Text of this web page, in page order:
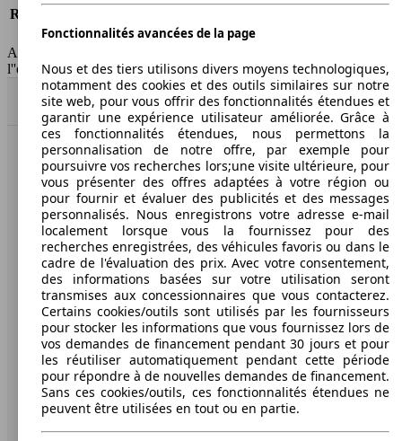
Responsabilité civile
HSN/TSN
n.c./n.c.
AutoScout24 France SAS décline toute responsabilité concernant
l''exactitude des indications fournies.
Haut
AutoScout24: la plus grande plateforme en ligne de
voitures en Europe
AutoScout24
A propos d'AutoScout24
Conditions d'utilisation
Informations légales
Protection des données
Accessibility Statement
Fonctionnalités avancées de la page
Nous et des tiers utilisons divers moyens technologiques,
notamment des cookies et des outils similaires sur notre
site web, pour vous offrir des fonctionnalités étendues et
garantir une expérience utilisateur améliorée. Grâce à
ces fonctionnalités étendues, nous permettons la
personnalisation de notre offre, par exemple pour
poursuivre vos recherches lors;une visite ultérieure, pour
vous présenter des offres adaptées à votre région ou
pour fournir et évaluer des publicités et des messages
personnalisés. Nous enregistrons votre adresse e-mail
localement lorsque vous la fournissez pour des
recherches enregistrées, des véhicules favoris ou dans le
cadre de l'évaluation des prix. Avec votre consentement,
des informations basées sur votre utilisation seront
transmises aux concessionnaires que vous contacterez.
Certains cookies/outils sont utilisés par les fournisseurs
pour stocker les informations que vous fournissez lors de
vos demandes de financement pendant 30 jours et pour
les réutiliser automatiquement pendant cette période
pour répondre à de nouvelles demandes de financement.
Sans ces cookies/outils, ces fonctionnalités étendues ne
peuvent être utilisées en tout ou en partie.